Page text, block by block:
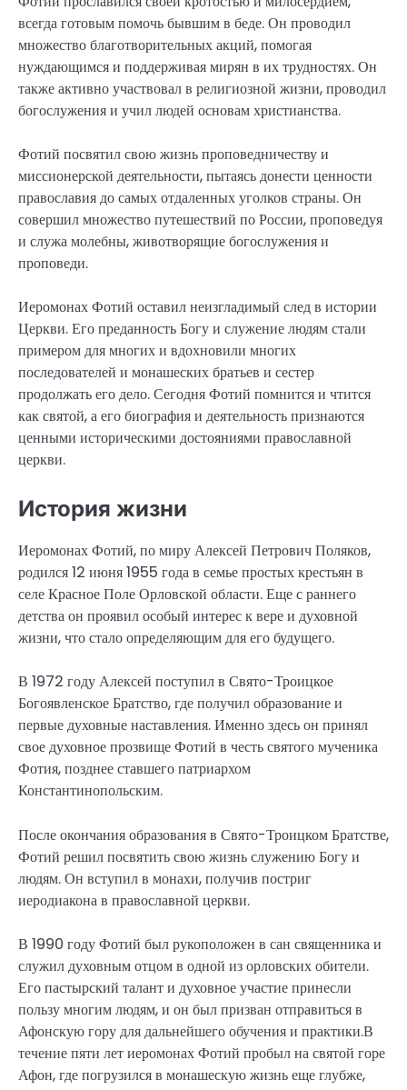
всегда готовым помочь бывшим в беде. Он проводил
множество благотворительных акций, помогая
нуждающимся и поддерживая мирян в их трудностях. Он
также активно участвовал в религиозной жизни, проводил
богослужения и учил людей основам христианства.
Фотий посвятил свою жизнь проповедничеству и
миссионерской деятельности, пытаясь донести ценности
православия до самых отдаленных уголков страны. Он
совершил множество путешествий по России, проповедуя
и служа молебны, животворящие богослужения и
проповеди.
Иеромонах Фотий оставил неизгладимый след в истории
Церкви. Его преданность Богу и служение людям стали
примером для многих и вдохновили многих
последователей и монашеских братьев и сестер
продолжать его дело. Сегодня Фотий помнится и чтится
как святой, а его биография и деятельность признаются
ценными историческими достояниями православной
церкви.
История жизни
Иеромонах Фотий, по миру Алексей Петрович Поляков,
родился 12 июня 1955 года в семье простых крестьян в
селе Красное Поле Орловской области. Еще с раннего
детства он проявил особый интерес к вере и духовной
жизни, что стало определяющим для его будущего.
В 1972 году Алексей поступил в Свято-Троицкое
Богоявленское Братство, где получил образование и
первые духовные наставления. Именно здесь он принял
свое духовное прозвище Фотий в честь святого мученика
Фотия, позднее ставшего патриархом
Константинопольским.
После окончания образования в Свято-Троицком Братстве,
Фотий решил посвятить свою жизнь служению Богу и
людям. Он вступил в монахи, получив постриг
иеродиакона в православной церкви.
В 1990 году Фотий был рукоположен в сан священника и
служил духовным отцом в одной из орловских обители.
Его пастырский талант и духовное участие принесли
пользу многим людям, и он был призван отправиться в
Афонскую гору для дальнейшего обучения и практики.В
течение пяти лет иеромонах Фотий пробыл на святой горе
Афон, где погрузился в монашескую жизнь еще глубже,